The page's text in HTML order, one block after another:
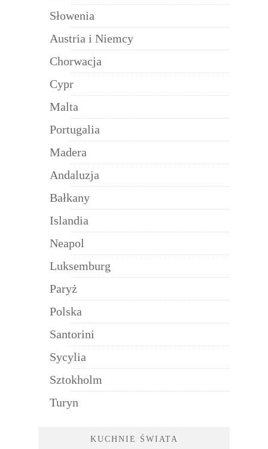
Słowenia
Austria i Niemcy
Chorwacja
Cypr
Malta
Portugalia
Madera
Andaluzja
Bałkany
Islandia
Neapol
Luksemburg
Paryż
Polska
Santorini
Sycylia
Sztokholm
Turyn
KUCHNIE ŚWIATA